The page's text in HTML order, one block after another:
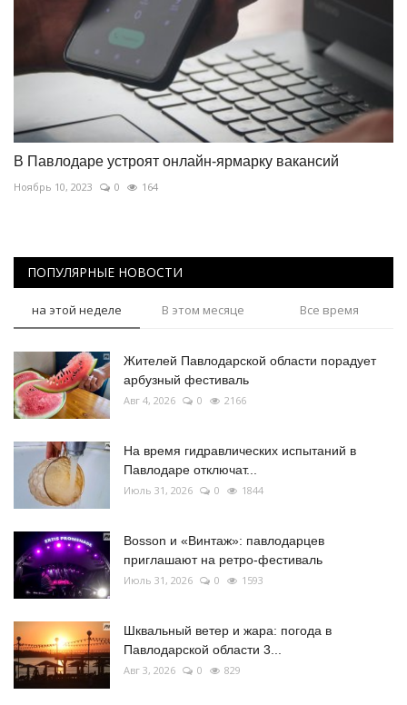
В Павлодаре устроят онлайн-ярмарку вакансий
Ноябрь 10, 2023 0 164
ПОПУЛЯРНЫЕ НОВОСТИ
на этой неделе В этом месяце Все время
Жителей Павлодарской области порадует
арбузный фестиваль
Авг 4, 2026 0 2166
На время гидравлических испытаний в
Павлодаре отключат...
Июль 31, 2026 0 1844
Bosson и «Винтаж»: павлодарцев
приглашают на ретро-фестиваль
Июль 31, 2026 0 1593
Шквальный ветер и жара: погода в
Павлодарской области 3...
Авг 3, 2026 0 829